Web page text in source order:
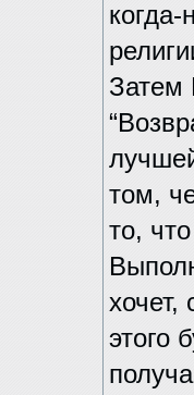
Затем
том,
то,
хочет,
этого